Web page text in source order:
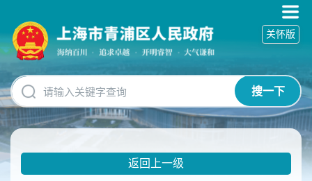
碍
操
明
跳
转
到
网
搜一下
关怀版
返回上一级